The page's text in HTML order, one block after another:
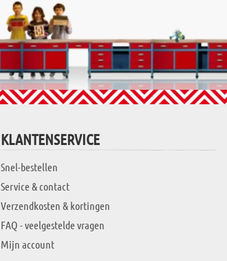
KLANTENSERVICE
Snel-bestellen
Service & contact
Verzendkosten & kortingen
FAQ - veelgestelde vragen
Mijn account